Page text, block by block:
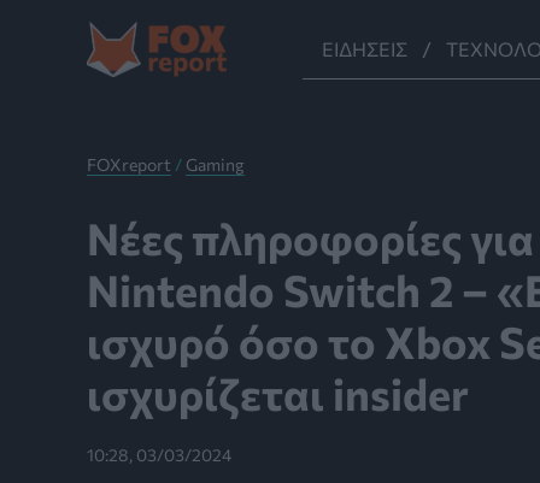
Μετάβαση
περιεχόμενο
ΕΙΔΉΣΕΙΣ
FOXreport / Gaming
Νέες πληροφορίες
Nintendo Switch 2 –
ισχυρό όσο το Xbox
ισχυρίζεται insider
10:28, 03/03/2024